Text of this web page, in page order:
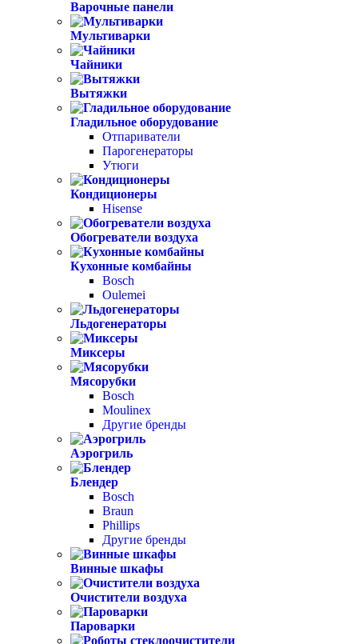
Варочные панели
Мультиварки
Чайники
Вытяжки
Гладильное оборудование
Отпариватели
Парогенераторы
Утюги
Кондиционеры
Hisense
Обогреватели воздуха
Кухонные комбайны
Bosch
Oulemei
Льдогенераторы
Миксеры
Мясорубки
Bosch
Moulinex
Другие бренды
Аэрогриль
Блендер
Bosch
Braun
Phillips
Другие бренды
Винные шкафы
Очистители воздуха
Пароварки